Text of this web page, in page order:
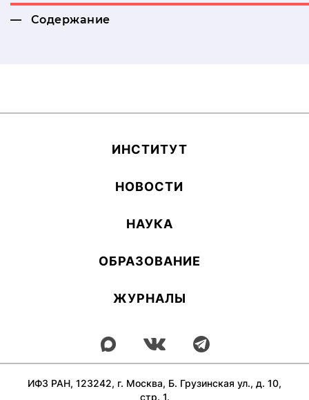
Содержание
ИН­СТИ­ТУТ
НОВОСТИ
НАУКА
ОБ­РА­ЗОВА­НИЕ
ЖУРНАЛЫ
ИФЗ РАН, 123242, г. Москва, Б. Грузинская ул., д. 10,
стр. 1.